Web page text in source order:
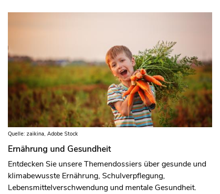
Quelle: zaikina, Adobe Stock
Ernährung und Gesundheit
Entdecken Sie unsere Themendossiers über gesunde und
klimabewusste Ernährung, Schulverpflegung,
Lebensmittelverschwendung und mentale Gesundheit.